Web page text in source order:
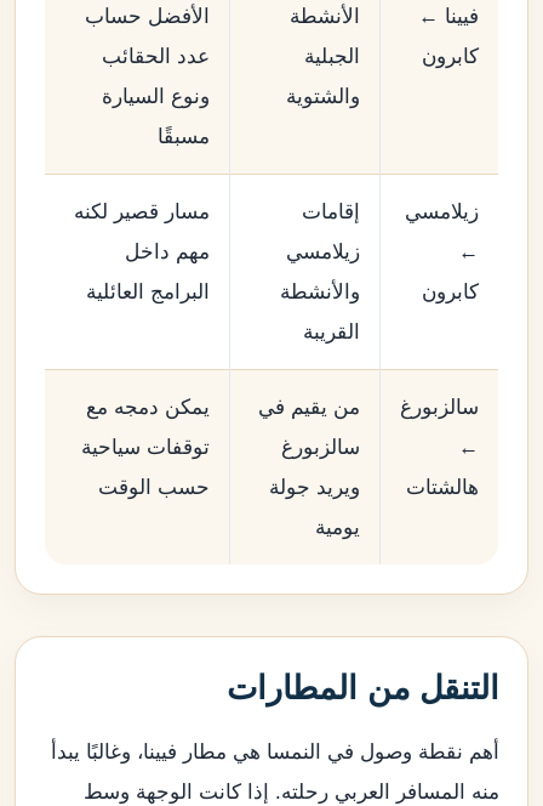
فيينا ←
كابرون
الأنشطة
الجبلية
والشتوية
الأفضل حساب
عدد الحقائب
ونوع السيارة
مسبقًا
زيلامسي
←
كابرون
إقامات
زيلامسي
والأنشطة
القريبة
مسار قصير لكنه
مهم داخل
البرامج العائلية
سالزبورغ
←
هالشتات
من يقيم في
سالزبورغ
ويريد جولة
يومية
يمكن دمجه مع
توقفات سياحية
حسب الوقت
التنقل من المطارات
أهم نقطة وصول في النمسا هي مطار فيينا، وغالبًا يبدأ
منه المسافر العربي رحلته. إذا كانت الوجهة وسط